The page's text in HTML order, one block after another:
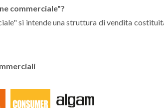
commerciale"?
si intende una struttura di vendita